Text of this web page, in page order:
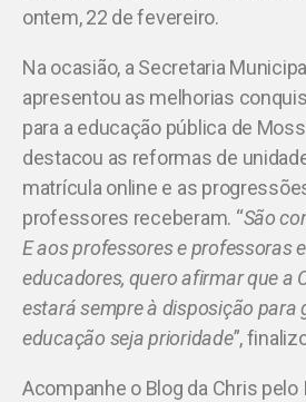
ontem, 22 de fevereiro.
Na ocasião, a Secretaria
apresentou as melhorias
para a educação pública de
destacou as reformas de
matrícula online e as
professores receberam. “São
E aos professores e professoras
educadores, quero afirmar que a
estará sempre à disposição para
educação seja prioridade”,
Acompanhe o Blog da Chris pelo